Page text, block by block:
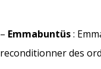
– Emmabuntüs:
reconditionner des